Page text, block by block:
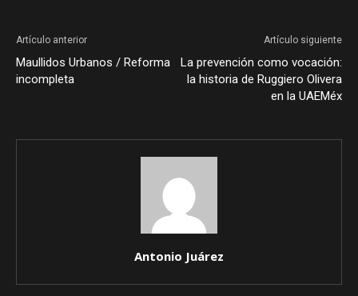
Artículo anterior
Maullidos Urbanos / Reforma
incompleta
Artículo siguiente
La prevención como vocación:
la historia de Ruggiero Olivera
en la UAEMéx
Antonio Juárez